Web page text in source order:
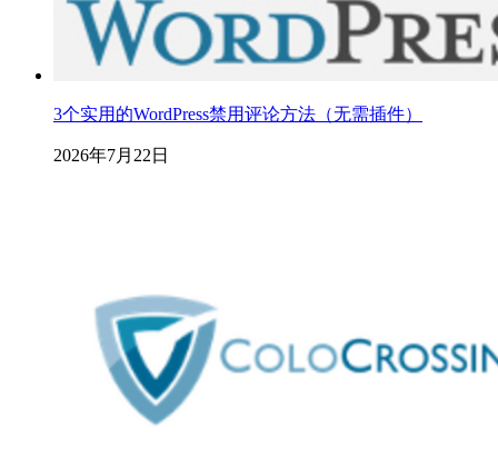
3个实用的WordPress禁用评论方法（无需插件）
2026年7月22日